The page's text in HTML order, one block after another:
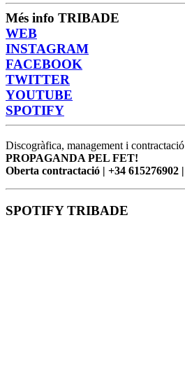
Més info TRIBADE
WEB
INSTAGRAM
FACEBOOK
TWITTER
YOUTUBE
SPOTIFY
Discogràfica, management i contractació
PROPAGANDA PEL FET!
Oberta contractació | +34 615276902 |
SPOTIFY TRIBADE